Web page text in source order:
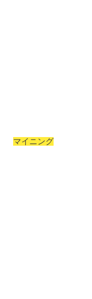
マイニング